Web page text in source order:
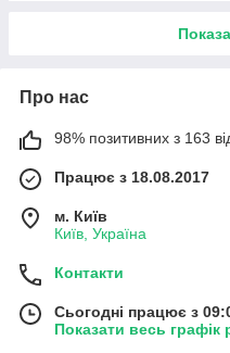
Про нас
98% позитивних з 163
Працює з 18.08.2017
м. Київ
Київ, Україна
Контакти
Сьогодні працює з
Показати весь графік